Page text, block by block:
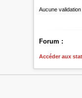
Aucune validation
Forum :
Accéder aux